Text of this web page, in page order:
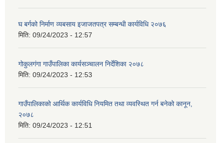
घ बर्गको निर्माण व्यबसाय इजाजतपत्र सम्बन्धी कार्यविधि २०७६
मिति: 09/24/2023 - 12:57
गोकुलगंगा गाउँपालिका कार्यसञ्चालन निर्देशिका २०७८
मिति: 09/24/2023 - 12:53
गाउँपालिकाको आर्थिक कार्यविधि नियमित तथा व्यवस्थित गर्न बनेको कानून,
२०७८
मिति: 09/24/2023 - 12:51